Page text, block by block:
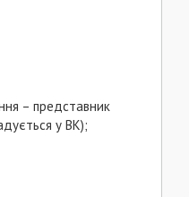
– представник
у ВК);